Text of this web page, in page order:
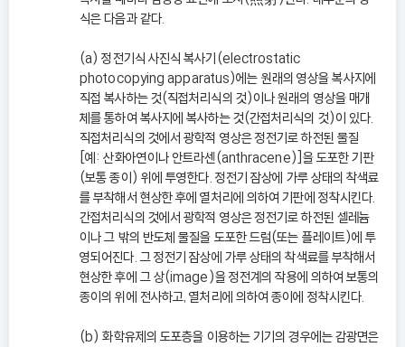
식은 다음과 같다.
(a) 정전기식 사진식 복사기(electrostatic
photocopying apparatus)에는 원래의 영상을 복사지에
직접 복사하는 것(직접처리식의 것)이나 원래의 영상을 매개
체를 통하여 복사지에 복사하는 것(간접처리식의 것)이 있다.
직접처리식의 것에서 광학적 영상은 정전기로 하전된 물질
[예: 산화아연이나 안트라센(anthracene)]을 도포한 기판
(보통 종이) 위에 투영한다. 정전기 잠상에 가루 상태의 착색료
를 부착해서 현상한 후에 열처리에 의하여 기판에 정착시킨다.
간접처리식의 것에서 광학적 영상은 정전기로 하전된 셀레늄
이나 그 밖의 반도체 물질을 도포한 드럼(또는 플레이트)에 투
영되어진다. 그 정전기 잠상에 가루 상태의 착색료를 부착해서
현상한 후에 그 상(image)을 정전계의 작용에 의하여 보통의
종이의 위에 전사하고, 열처리에 의하여 종이에 정착시킨다.
(b) 화학유제의 도포층을 이용하는 기기의 경우에는 감광면은